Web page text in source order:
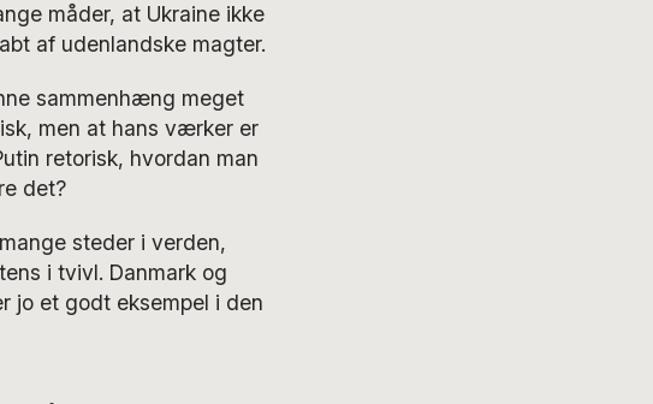
måder, at Ukraine ikke
af udenlandske magter.
sammenhæng meget
men at hans værker er
retorisk, hvordan man
det?
steder i verden,
i tvivl. Danmark og
jo et godt eksempel i den